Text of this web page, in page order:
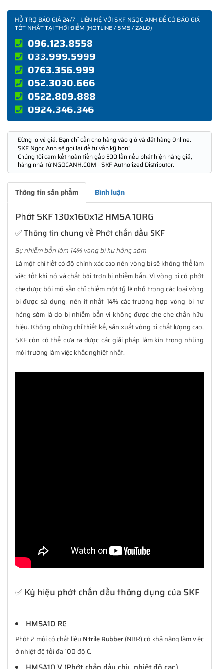
HỖ TRỢ BÁO GIÁ 24/7 - LIÊN HỆ VỚI SKF NGỌC ANH ĐỂ CÓ BÁO GIÁ
TỐT NHẤT TẠI THỜI ĐIỂM (HOTLINE / SMS / ZALO)
096.123.8558
033.999.5999
0763.356.999
052.3030.666
0522.809.888
0924.346.346
Đừng lo về giá. Bạn chỉ cần cho hàng vào giỏ và đặt hàng Online.
SKF Ngọc Anh sẽ gọi lại để tư vấn kỹ hơn!
Chúng tôi cam kết hoàn tiền gấp 500 lần nếu phát hiện hàng giả,
hàng nhái từ NGOCANH.COM - SKF Authorized Distributor.
Thông tin sản phẩm Bình luận
Phớt SKF 130x160x12 HMSA 10RG
✅ Thông tin chung về Phớt chắn dầu SKF
Sự nhiễm bẩn làm 14% vòng bi hư hỏng sớm
Là một chi tiết có độ chính xác cao nên vòng bi sẽ không thể làm
việc tốt khi nó và chất bôi trơn bị nhiễm bẩn. Vì vòng bi có phớt
che được bôi mỡ sẵn chỉ chiếm một tỷ lệ nhỏ trong các loại vòng
bi được sử dụng, nên ít nhất 14% các trường hợp vòng bi hư
hỏng sớm là do bị nhiễm bẩn vì không được che che chắn hữu
hiệu. Không những chỉ thiết kế, sản xuất vòng bi chất lượng cao,
SKF còn có thể đưa ra được các giải pháp làm kín trong những
môi trường làm việc khắc nghiệt nhất.
✅ Ký hiệu phớt chắn dầu thông dụng của SKF
HMSA10 RG
Phớt 2 môi có chất liệu Nitrile Rubber(NBR) có khả năng làm việc
ở nhiệt độ tối đa 100 độ C.